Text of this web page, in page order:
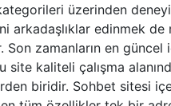
üzerinden
arkadaşlıklar edinmek de
Son zamanların en güncel
site kaliteli çalışma
biridir. Sohbet sitesi